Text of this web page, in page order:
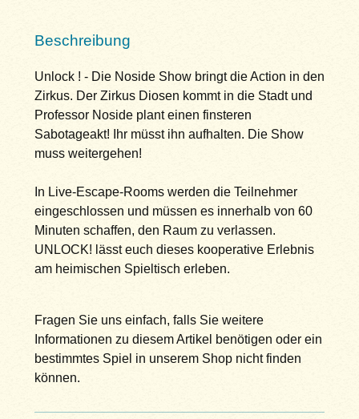
Beschreibung
Unlock ! - Die Noside Show bringt die Action in den
Zirkus. Der Zirkus Diosen kommt in die Stadt und
Professor Noside plant einen finsteren
Sabotageakt! Ihr müsst ihn aufhalten. Die Show
muss weitergehen!
In Live-Escape-Rooms werden die Teilnehmer
eingeschlossen und müssen es innerhalb von 60
Minuten schaffen, den Raum zu verlassen.
UNLOCK! lässt euch dieses kooperative Erlebnis
am heimischen Spieltisch erleben.
Fragen Sie uns einfach, falls Sie weitere
Informationen zu diesem Artikel benötigen oder ein
bestimmtes Spiel in unserem Shop nicht finden
können.